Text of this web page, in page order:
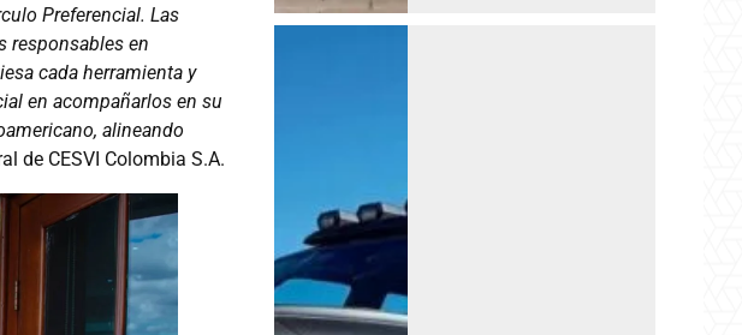
Preferencial. Las
responsables en
cada herramienta y
en acompañarlos en su
alineando
de CESVI Colombia S.A.